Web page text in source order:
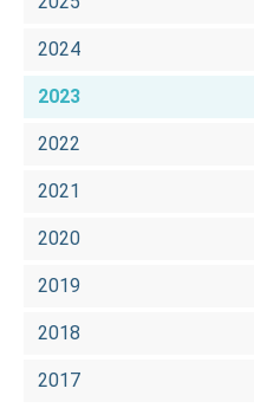
2024
2023
2022
2021
2020
2019
2018
2017